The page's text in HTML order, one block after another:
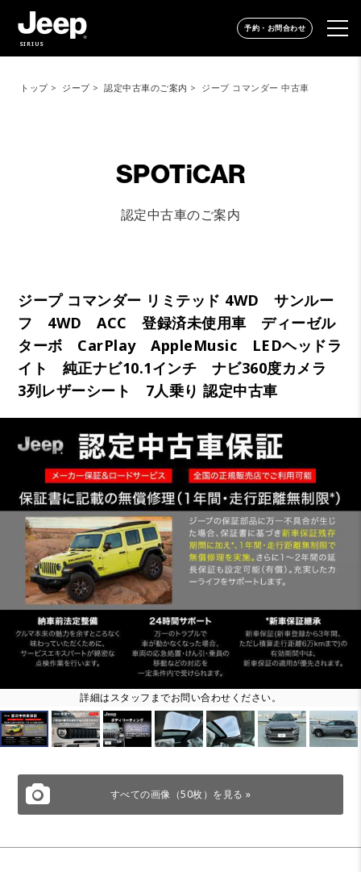
SIRIUS
予約・お問合わせ
トップ ジープ 認定中古車のご案内 ジープ コマンダー 中古車
SPOTiCAR
認定中古車のご案内
ジープ コマンダー リミテッド 4WD サンルー
フ 4WD ACC 登録済未使用車 ディーゼル
ターボ CarPlay AppleMusic LEDヘッドラ
イト 純正ナビ10.1インチ ナビ360度カメラ
3列レザーシート 7人乗り 認定中古車
詳細はスタッフまでお問い合わせください。
すべての画像（50枚）を見る »